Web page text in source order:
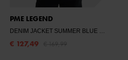
PME LEGEND
DENIM JACKET SUMMER BLUE TONE
€ 127,49